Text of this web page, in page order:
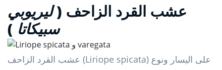
عشب القرد الزاحف ( ليريوبي
سبيكاتا )
عشب القرد الزاحف (Liriope spicata) على اليسار ونوع